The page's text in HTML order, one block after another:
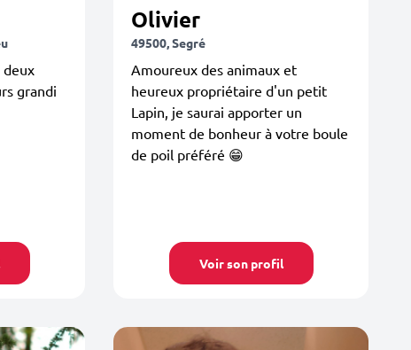
deux
grandi
Olivier
49500, Segré
Amoureux des animaux et
heureux propriétaire d'un petit
Lapin, je saurai apporter un
moment de bonheur à votre boule
de poil préféré 😁
Voir son profil